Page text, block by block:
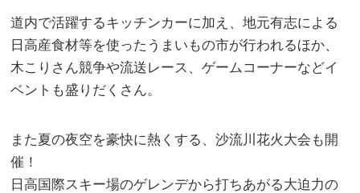
道内で活躍するキッチンカーに加え、地元有志による
日高産食材等を使ったうまいもの市が行われるほか、
木こりさん競争や流送レース、ゲームコーナーなどイ
ベントも盛りだくさん。
また夏の夜空を豪快に熱くする、沙流川花火大会も開
催！
日高国際スキー場のゲレンデから打ちあがる大迫力の